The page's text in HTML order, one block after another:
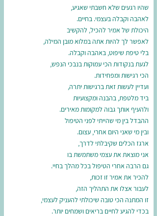
שהיו רגעים שלא חשבתי שאגיע,
לאהבה וקבלה בעצמי. בחיים.
היכולת של אמיר להכיל, להקשיב
לאפשר לך להיות אתה במלוא מובן המילה,
בלי טיפת שיפוט, באהבה וקבלה.
לגעת בנקודות הכי עמוקות בנבכי הנפש,
הכי רגישות ומפחידות.
ועדיין לעשות זאת ברגישות יתרה,
ביד מלטפת, בהבנה ומקצועיות
ולהעיף אותך גבוה למקומות מאירים.
ההבדל בין מי שהייתי לפני הטיפול
ובין מי שאני היום אחרי, עצום.
ארגז הכלים שקיבלתי לדרך,
אני מוצאת את עצמי משתמשת בו
גם הרבה אחרי הטיפול בכל מהלך בחיי.
להכיר את אמיר זו זכות,
לעבור אצלו את התהליך הזה,
זו המתנה הכי טובה שיכולתי להעניק לעצמי,
בכדי להגיע לחיים בריאים ושמחים יותר.